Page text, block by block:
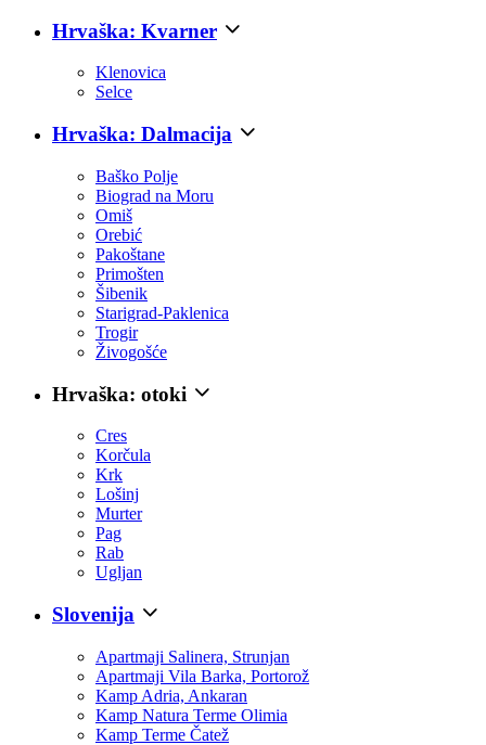
Hrvaška: Kvarner
Klenovica
Selce
Hrvaška: Dalmacija
Baško Polje
Biograd na Moru
Omiš
Orebić
Pakoštane
Primošten
Šibenik
Starigrad-Paklenica
Trogir
Živogošće
Hrvaška: otoki
Cres
Korčula
Krk
Lošinj
Murter
Pag
Rab
Ugljan
Slovenija
Apartmaji Salinera, Strunjan
Apartmaji Vila Barka, Portorož
Kamp Adria, Ankaran
Kamp Natura Terme Olimia
Kamp Terme Čatež